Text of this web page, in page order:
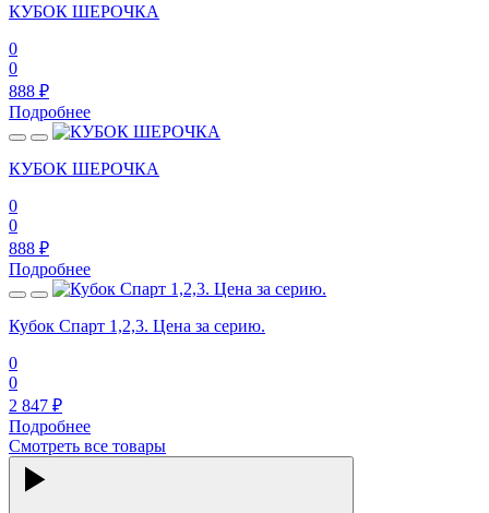
КУБОК ШЕРОЧКА
0
0
888 ₽
Подробнее
КУБОК ШЕРОЧКА
0
0
888 ₽
Подробнее
Кубок Спарт 1,2,3. Цена за серию.
0
0
2 847 ₽
Подробнее
Смотреть все товары